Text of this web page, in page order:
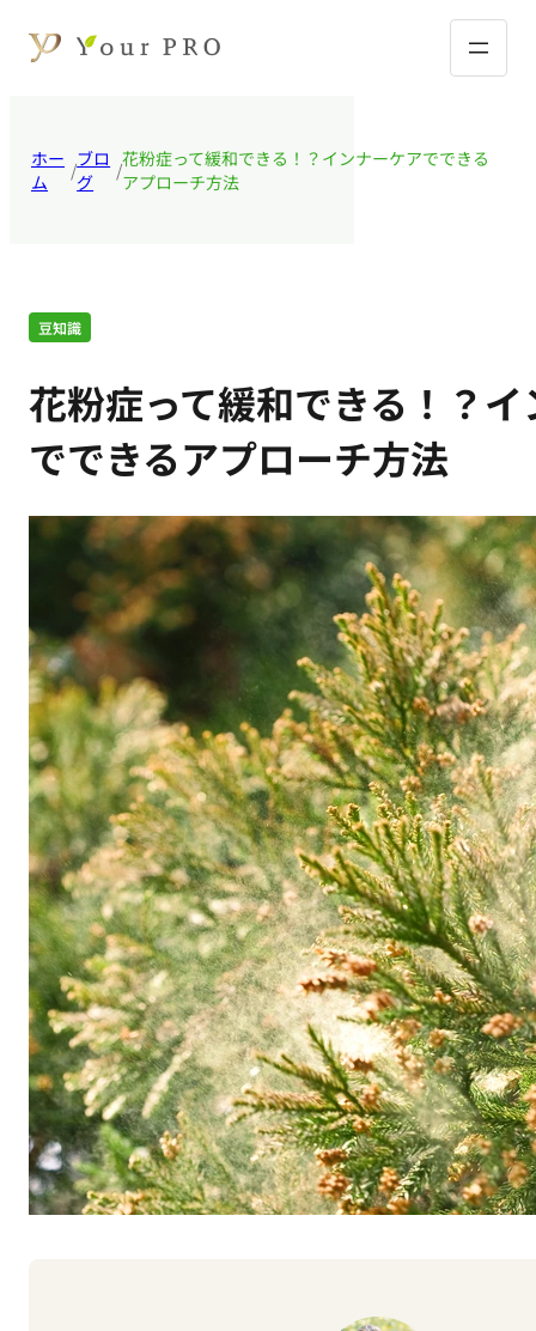
ホー
ム
/ブロ
グ
/花粉症って緩和できる！？インナーケアでできる
アプローチ方法
豆知識
花粉症って緩和できる！？
でできるアプローチ方法